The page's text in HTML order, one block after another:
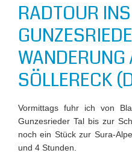
RADTOUR INS
WANDERUNG
SÖLLERECK
Vormittags fuhr ich von
Gunzesrieder Tal bis zur
noch ein Stück zur Sura-
und 4 Stunden.